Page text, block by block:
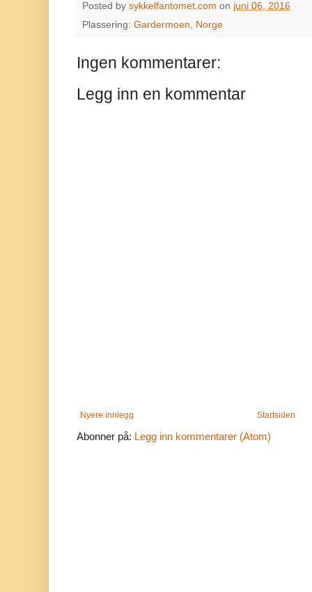
Posted by sykkelfantomet.com on juni 06, 2016
Plassering: Gardermoen, Norge
Ingen kommentarer:
Legg inn en kommentar
Nyere innlegg Startsiden
Abonner på: Legg inn kommentarer (Atom)